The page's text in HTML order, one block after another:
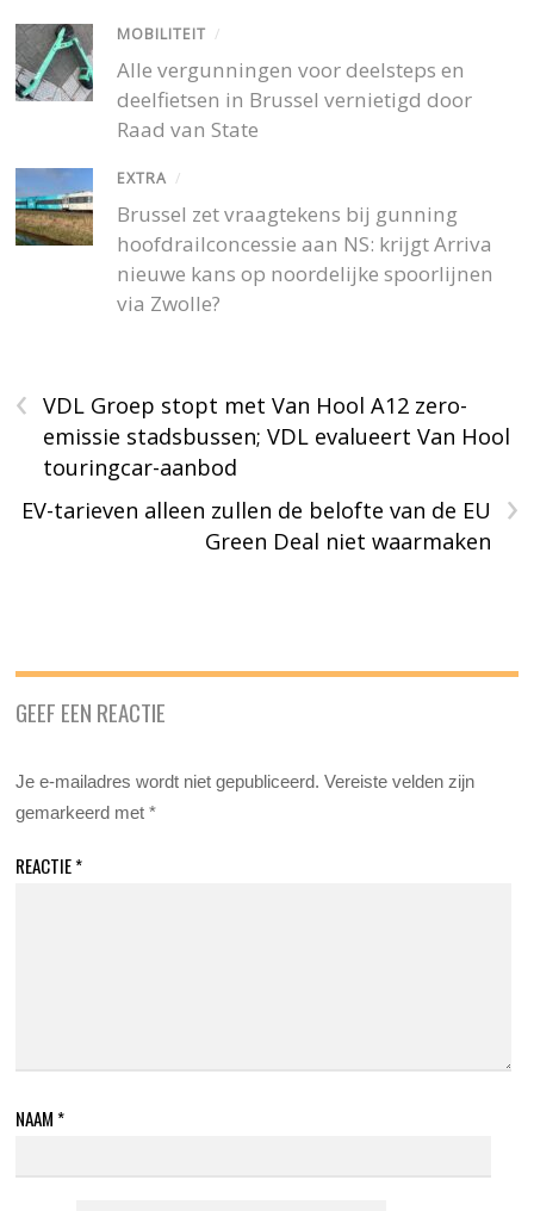
MOBILITEIT /
Alle vergunningen voor deelsteps en
deelfietsen in Brussel vernietigd door
Raad van State
EXTRA /
Brussel zet vraagtekens bij gunning
hoofdrailconcessie aan NS: krijgt Arriva
nieuwe kans op noordelijke spoorlijnen
via Zwolle?
‹
VDL Groep stopt met Van Hool A12 zero-
emissie stadsbussen; VDL evalueert Van Hool
touringcar-aanbod
›
EV-tarieven alleen zullen de belofte van de EU
Green Deal niet waarmaken
GEEF EEN REACTIE
Je e-mailadres wordt niet gepubliceerd. Vereiste velden zijn
gemarkeerd met*
REACTIE*
NAAM *